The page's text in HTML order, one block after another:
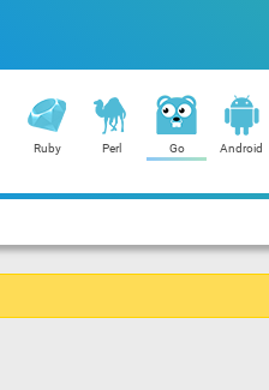
Ruby Perl Go Android